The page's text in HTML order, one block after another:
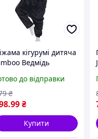
кігурумі дитяча
Ведмідь
(J400437) D12-
до відправки
.99₴
₴
Купити